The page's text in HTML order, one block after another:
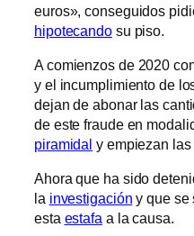
euros», conseguidos
hipotecandosu piso.
A comienzos de 2020
y el incumplimiento de
dejan de abonar las
de este fraude en
piramidal y empiezan las
Ahora que ha sido
la investigación y que se
esta estafa a la causa.